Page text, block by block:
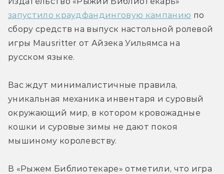
запустило краудфандинговую кампанию по
сбору средств на выпуск настольной ролевой
игры Mausritter от Айзека Уильямса на
русском языке.
Вас ждут минималистичные правила,
уникальная механика инвентаря и суровый
окружающий мир, в котором кровожадные
кошки и суровые зимы не дают покоя
мышиному королевству.
В «Рыжем Библиотекаре» отметили, что игра